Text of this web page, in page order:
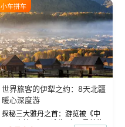
小车拼车
世界旅客的伊犁之约：8天北疆
暖心深度游
探秘三大雅丹之首：游览被《中
国国家地理》评选为“中国最美的